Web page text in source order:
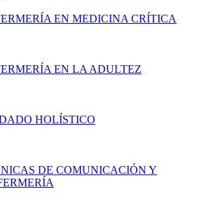
EN MEDICINA CRÍTICA
EN LA ADULTEZ
HOLÍSTICO
DE COMUNICACIÓN Y